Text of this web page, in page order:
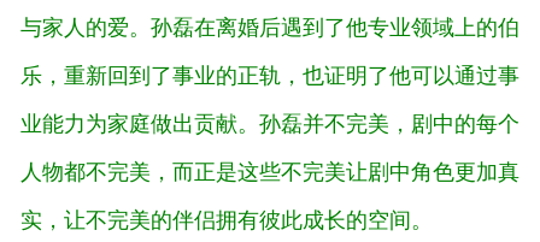
与家人的爱。孙磊在离婚后遇到了他专业领域上的伯
乐，重新回到了事业的正轨，也证明了他可以通过事
业能力为家庭做出贡献。孙磊并不完美，剧中的每个
人物都不完美，而正是这些不完美让剧中角色更加真
实，让不完美的伴侣拥有彼此成长的空间。